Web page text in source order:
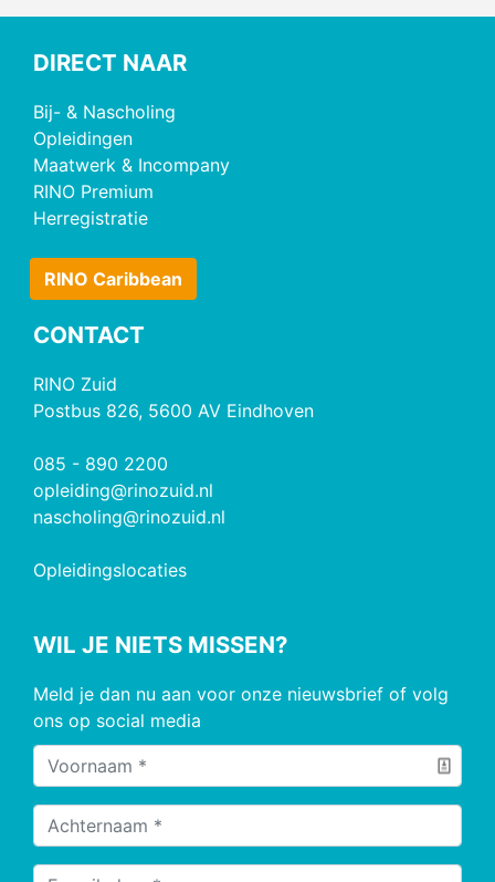
DIRECT NAAR
Bij- & Nascholing
Opleidingen
Maatwerk & Incompany
RINO Premium
Herregistratie
RINO Caribbean
CONTACT
RINO Zuid
Postbus 826, 5600 AV Eindhoven
085 - 890 2200
opleiding@rinozuid.nl
nascholing@rinozuid.nl
Opleidingslocaties
WIL JE NIETS MISSEN?
Meld je dan nu aan voor onze nieuwsbrief of volg
ons op social media